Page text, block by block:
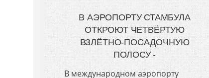
В АЭРОПОРТУ СТАМБУЛА
ОТКРОЮТ ЧЕТВЁРТУЮ
ВЗЛЁТНО-ПОСАДОЧНУЮ
ПОЛОСУ -
В международном аэропорту